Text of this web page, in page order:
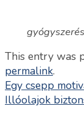
This entry was
permalink.
Egy csepp
Illóolajok